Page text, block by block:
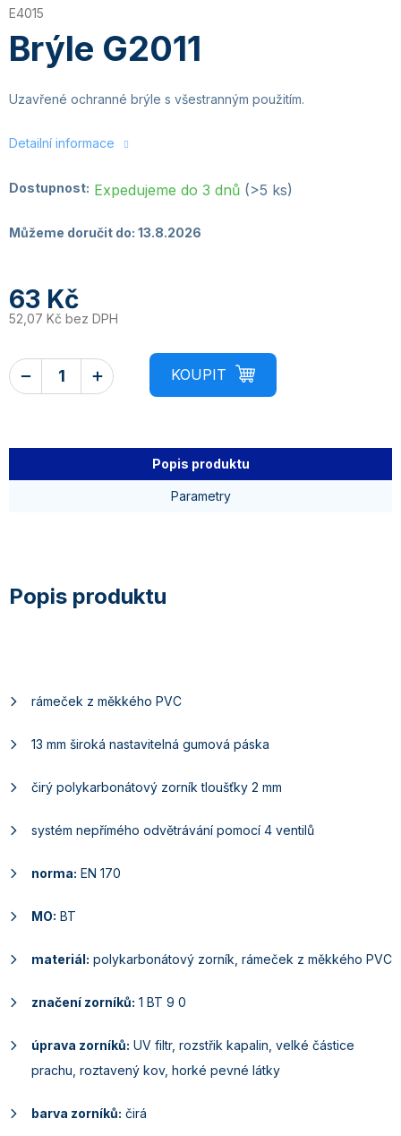
Brýle G2011
E4015
Uzavřené ochranné brýle s všestranným použitím.
Detailní informace
Dostupnost: Expedujeme do 3 dnů (>5 ks)
Můžeme doručit do: 13.8.2026
63 Kč
52,07 Kč bez DPH
Popis produktu
Parametry
rámeček z měkkého PVC
13 mm široká nastavitelná gumová páska
čirý polykarbonátový zorník tloušťky 2 mm
systém nepřímého odvětrávání pomocí 4 ventilů
norma: EN 170
MO: BT
materiál: polykarbonátový zorník, rámeček z měkkého PVC
značení zorníků: 1 BT 9 0
úprava zorníků: UV filtr, rozstřik kapalin, velké částice
prachu, roztavený kov, horké pevné látky
barva zorníků: čirá